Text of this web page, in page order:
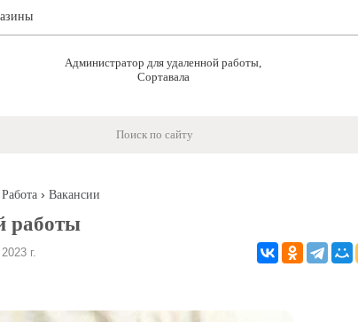
Администратор для удаленной работы,
Сортавала
Работа› Вакансии
работы
г.